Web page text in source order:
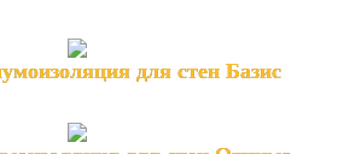
для стен Базис